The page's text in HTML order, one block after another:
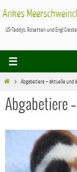
Inhalt
springen
Ankes
US-Teddys, Rosetten und
Start Abgabetiere – aktuelle und
Abgabetiere